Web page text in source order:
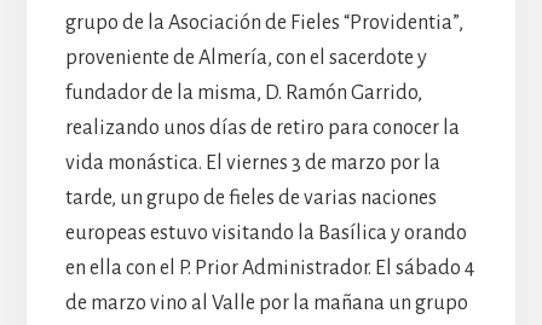
grupo de la Asociación de Fieles “Providentia”,
proveniente de Almería, con el sacerdote y
fundador de la misma, D. Ramón Garrido,
realizando unos días de retiro para conocer la
vida monástica. El viernes 3 de marzo por la
tarde, un grupo de fieles de varias naciones
europeas estuvo visitando la Basílica y orando
en ella con el P. Prior Administrador. El sábado 4
de marzo vino al Valle por la mañana un grupo